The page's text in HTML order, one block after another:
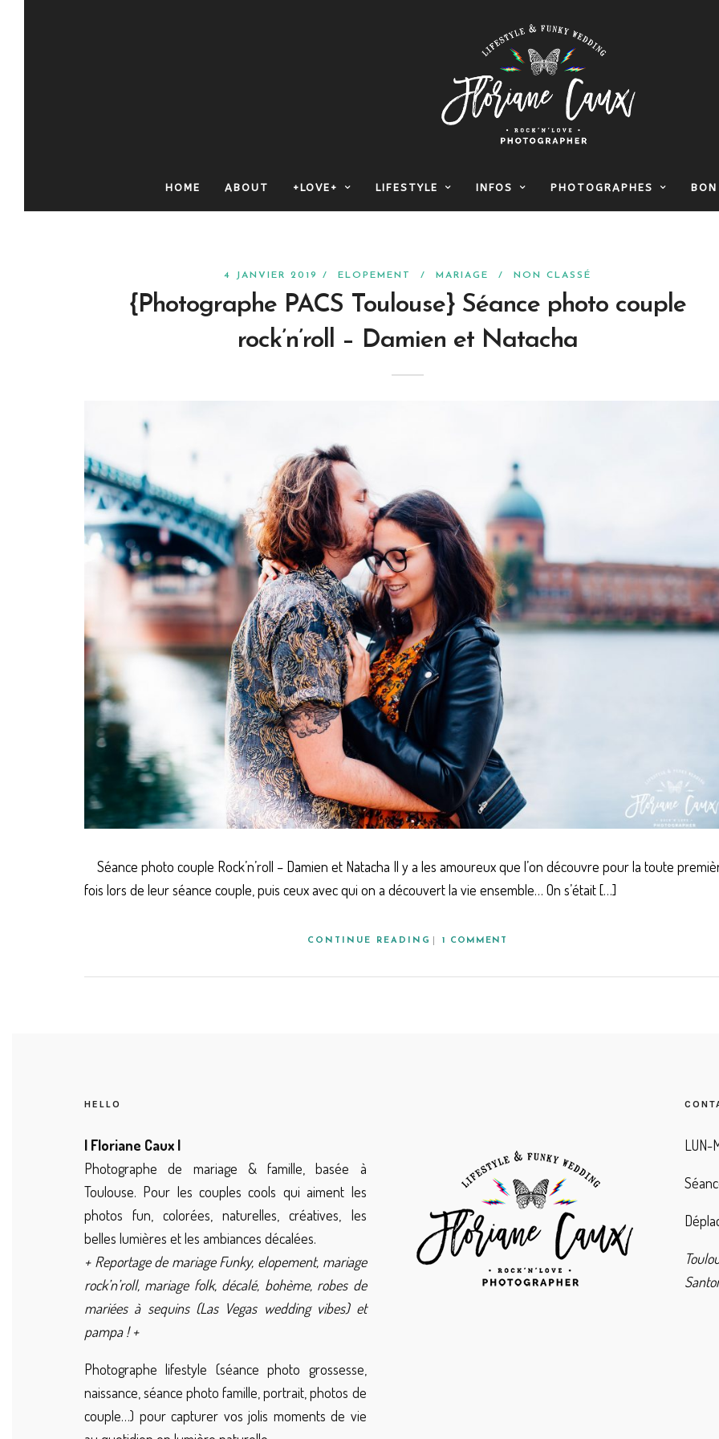
HOME ABOUT +LOVE+ LIFESTYLE INFOS PHOTOGRAPHES
4 JANVIER 2019 / ELOPEMENT / MARIAGE / NON CLASSÉ
{Photographe PACS Toulouse} Séance photo couple
rock’n’roll – Damien et Natacha
Séance photo couple Rock’n’roll – Damien et Natacha Il y a les amoureux que l’on découvre pour la toute
fois lors de leur séance couple, puis ceux avec qui on a découvert la vie ensemble… On s’était […]
CONTINUE READING 1 COMMENT
HELLO
| Floriane Caux |
Photographe de mariage & famille, basée à
Toulouse. Pour les couples cools qui aiment les
photos fun, colorées, naturelles, créatives, les
belles lumières et les ambiances décalées.
+ Reportage de mariage Funky, elopement, mariage
rock’n’roll, mariage folk, décalé, bohème, robes de
mariées à sequins (Las Vegas wedding vibes) et
pampa ! +
Photographe lifestyle (séance photo grossesse,
naissance, séance photo famille, portrait, photos de
couple…) pour capturer vos jolis moments de vie
LUN-